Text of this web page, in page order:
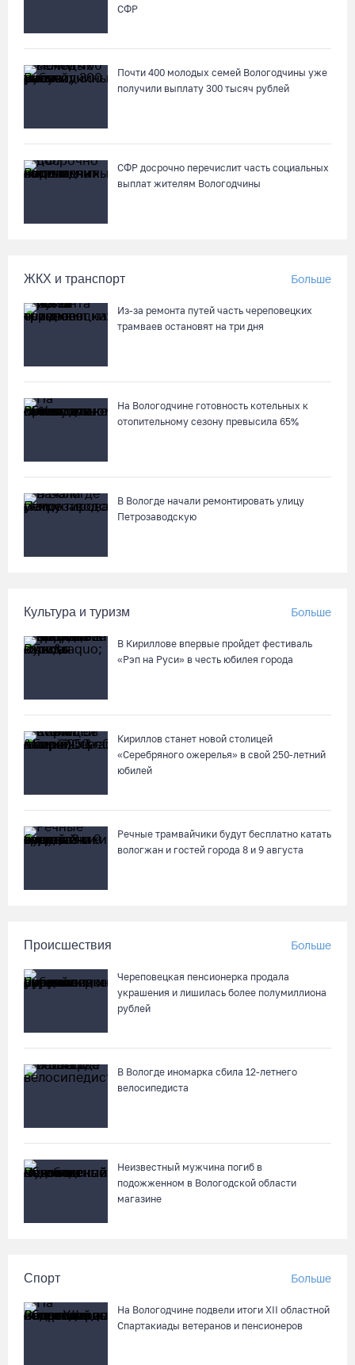
СФР
Почти 400 молодых семей Вологодчины уже
получили выплату 300 тысяч рублей
СФР досрочно перечислит часть социальных
выплат жителям Вологодчины
ЖКХ и транспорт Больше
Из-за ремонта путей часть череповецких
трамваев остановят на три дня
На Вологодчине готовность котельных к
отопительному сезону превысила 65%
В Вологде начали ремонтировать улицу
Петрозаводскую
Культура и туризм Больше
В Кириллове впервые пройдет фестиваль
«Рэп на Руси» в честь юбилея города
Кириллов станет новой столицей
«Серебряного ожерелья» в свой 250-летний
юбилей
Речные трамвайчики будут бесплатно катать
вологжан и гостей города 8 и 9 августа
Происшествия Больше
Череповецкая пенсионерка продала
украшения и лишилась более полумиллиона
рублей
В Вологде иномарка сбила 12-летнего
велосипедиста
Неизвестный мужчина погиб в
подожженном в Вологодской области
магазине
Спорт Больше
На Вологодчине подвели итоги XII областной
Спартакиады ветеранов и пенсионеров